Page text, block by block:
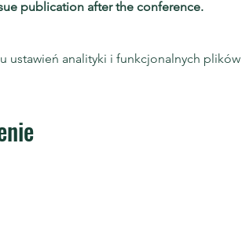
publication after the conference.
ustawień analityki i funkcjonalnych